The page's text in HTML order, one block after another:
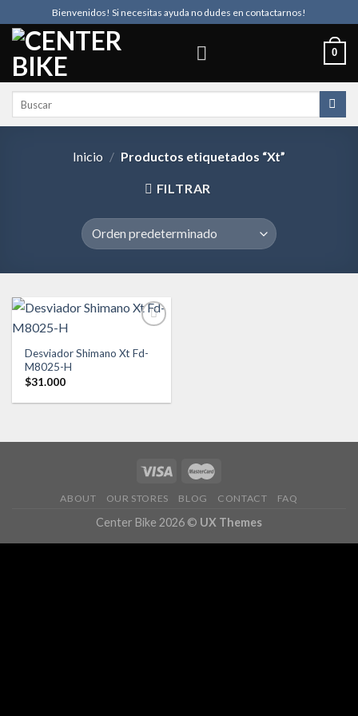
to
content
Bienvenidos! Si necesitas ayuda no dudes en contactarnos!
0
Inicio / Productos etiquetados “Xt”
FILTRAR
Desviador Shimano Xt Fd-
M8025-H
$31.000
ABOUT OUR STORES BLOG CONTACT FAQ
Center Bike 2026 © UX Themes